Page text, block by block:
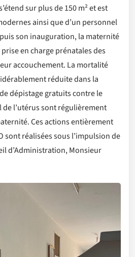
sur plus de 150 m² et est
ainsi que d’un personnel
son inauguration, la maternité
en charge prénatales des
accouchement. La mortalité
réduite dans la
dépistage gratuits contre le
de l’utérus sont régulièrement
Ces actions entièrement
sont réalisées sous l’impulsion de
d’Administration, Monsieur